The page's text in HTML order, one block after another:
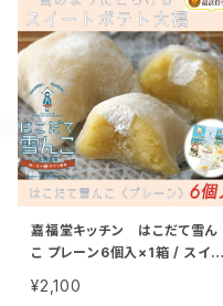
子 サステナブル
嘉福堂キッチン はこだて雪ん
こ プレーン6個入×1箱 / スイー
り スイーツ 取り寄せ 人気 菓子
¥2,100